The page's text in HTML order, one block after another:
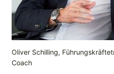
Oliver Schilling,
Coach